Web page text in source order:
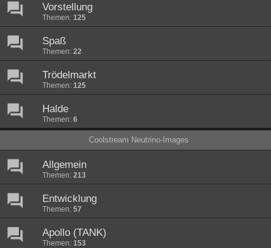
Vorstellung
Themen: 125
Spaß
Themen: 22
Trödelmarkt
Themen: 125
Halde
Themen: 6
Coolstream Neutrino-Images
Allgemein
Themen: 213
Entwicklung
Themen: 57
Apollo (TANK)
Themen: 153